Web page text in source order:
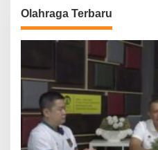
Olahraga Terbaru